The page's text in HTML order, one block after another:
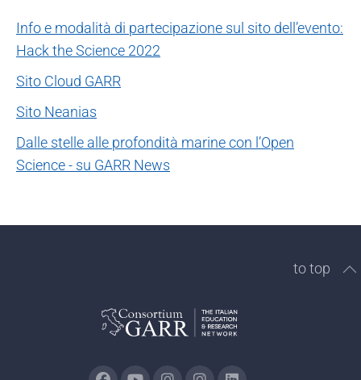
Info e modalità di partecipazione sul sito dell’evento:
Hack the Science 2022
Sito Cloud GARR
Sito Neanias
Dalle stelle alle profondità marine con l’Open
Science - su GARR News
to top